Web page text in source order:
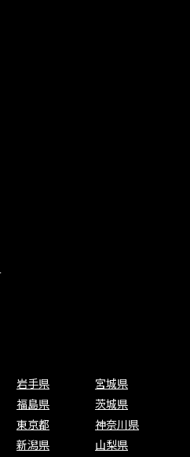
岩手県
宮城県
福島県
茨城県
東京都
神奈川県
新潟県
山梨県